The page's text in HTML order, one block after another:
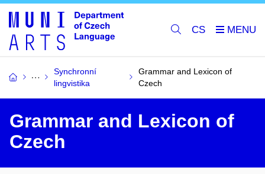
CS
Synchronní
lingvistika
Grammar and Lexicon of
Czech
Grammar and Lexicon of
Czech